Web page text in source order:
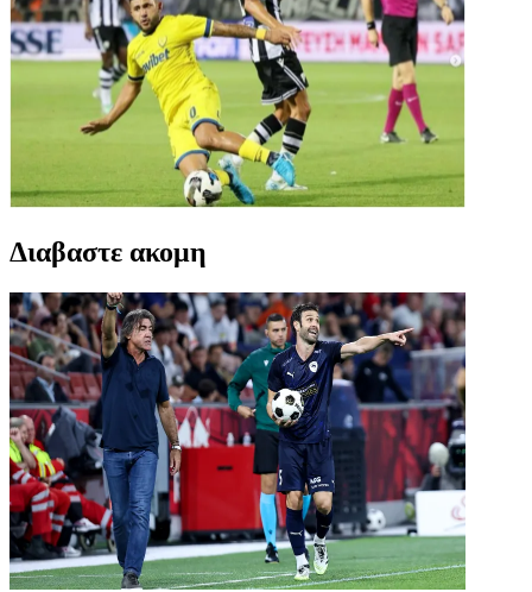
Διαβαστε ακομη